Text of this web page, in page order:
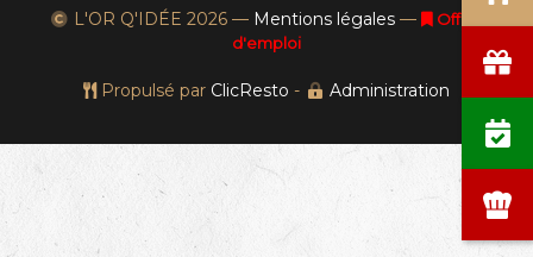
L'OR Q'IDÉE 2026 — Mentions légales —
Offres
d'emploi
Propulsé par ClicResto - Administration